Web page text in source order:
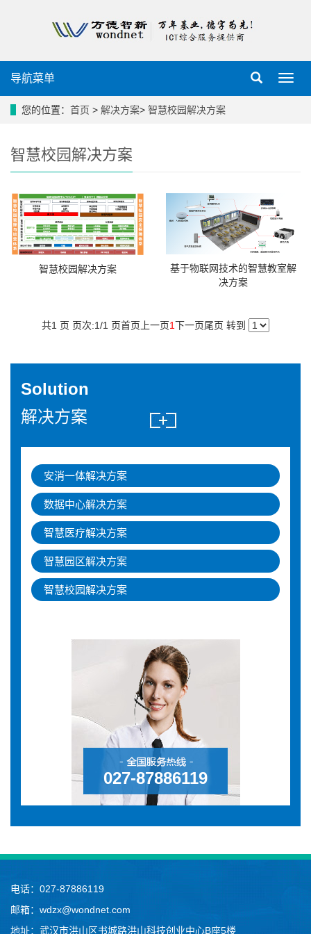
导
航
导航菜单
您的位置： 首页 > 解决方案> 智慧校园解决方案
智慧校园解决方案
智慧校园解决方案
基于物联网技术的智慧教室解
决方案
共1 页 页次:1/1 页首页 上一页1下一页尾页 转到
Solution
解决方案
安消一体解决方案
数据中心解决方案
智慧医疗解决方案
智慧园区解决方案
智慧校园解决方案
027-87886119
电话：027-87886119
邮箱：wdzx@wondnet.com
地址：武汉市洪山区书城路洪山科技创业中心B座5楼